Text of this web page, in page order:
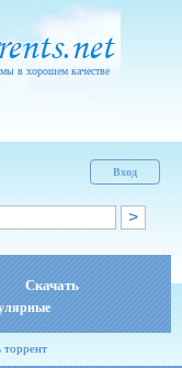
в хорошем качестве
Вход
Скачать
торрент